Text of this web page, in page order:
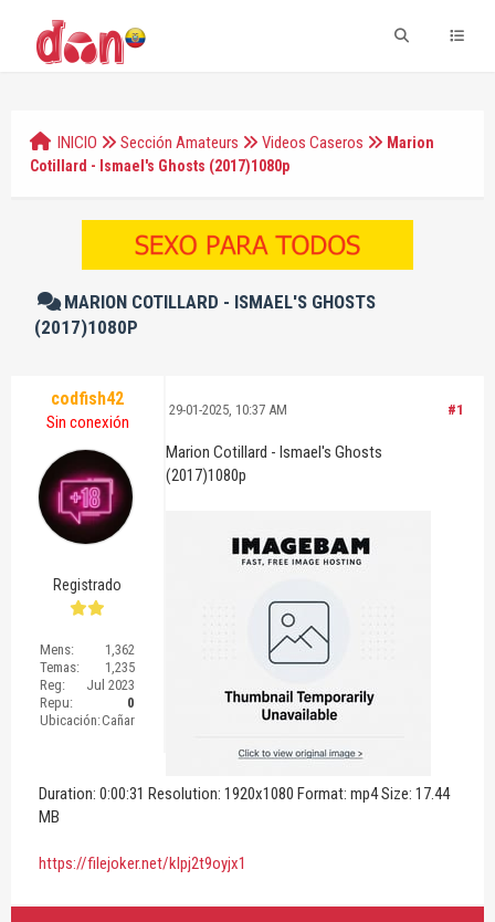
INICIO Sección Amateurs Videos Caseros
Marion
Cotillard - Ismael's Ghosts (2017)1080p
MARION COTILLARD - ISMAEL'S GHOSTS
(2017)1080P
codfish42
Sin conexión
Registrado
Mens:
1,362
Temas:
1,235
Reg:
Jul 2023
Repu:
0
Ubicación:Cañar
#1
29-01-2025, 10:37 AM
Marion Cotillard - Ismael's Ghosts
(2017)1080p
Duration: 0:00:31 Resolution: 1920x1080 Format: mp4 Size: 17.44
MB
https://filejoker.net/klpj2t9oyjx1